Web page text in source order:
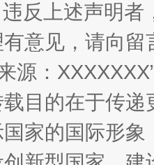
工作
违反上述声明
意见，请向
源：
目的在于传
家的国际形